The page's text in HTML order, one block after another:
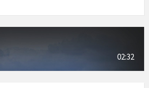
02:32